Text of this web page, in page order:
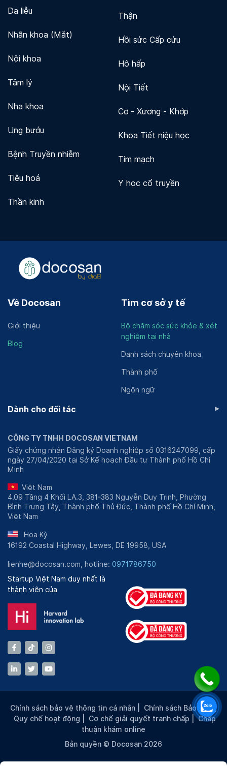
Da liễu
Nhãn khoa (Mắt)
Nội khoa
Tâm lý
Nha khoa
Ung bướu
Bệnh Truyền nhiễm
Tiêu hoá
Thần kinh
Thận
Hồi sức Cấp cứu
Hô hấp
Nội Tiết
Cơ - Xương - Khớp
Khoa Tiết niệu học
Tim mạch
Y học cổ truyền
Về Docosan
Giới thiệu
Blog
Tìm cơ sở y tế
Bộ chăm sóc sức khỏe & xét
nghiệm tại nhà
Danh sách chuyên khoa
Thành phố
Ngôn ngữ
Dành cho đối tác ▸
CÔNG TY TNHH DOCOSAN VIETNAM
Giấy chứng nhận Đăng ký Doanh nghiệp số 0316247099, cấp
ngày 27/04/2020 tại Sở Kế hoạch Đầu tư Thành phố Hồ Chí
Minh
Việt Nam
4.09 Tầng 4 Khối LA.3, 381-383 Nguyễn Duy Trinh, Phường
Bình Trưng Tây, Thành phố Thủ Đức, Thành phố Hồ Chí Minh,
Việt Nam
Hoa Kỳ
16192 Coastal Highway, Lewes, DE 19958, USA
lienhe@docosan.com, hotline: 0971786750
Startup Việt Nam duy nhất là
thành viên của
Chính sách bảo vệ thông tin cá nhân Chính sách Bảo mật |
Quy chế hoạt động
Cơ chế giải quyết tranh chấp |Chấp
thuận khám online
Bản quyền © Docosan 2026